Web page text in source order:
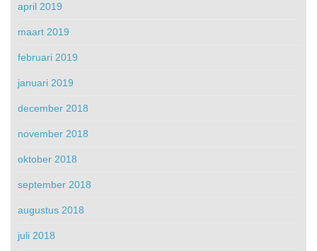
april 2019
maart 2019
februari 2019
januari 2019
december 2018
november 2018
oktober 2018
september 2018
augustus 2018
juli 2018